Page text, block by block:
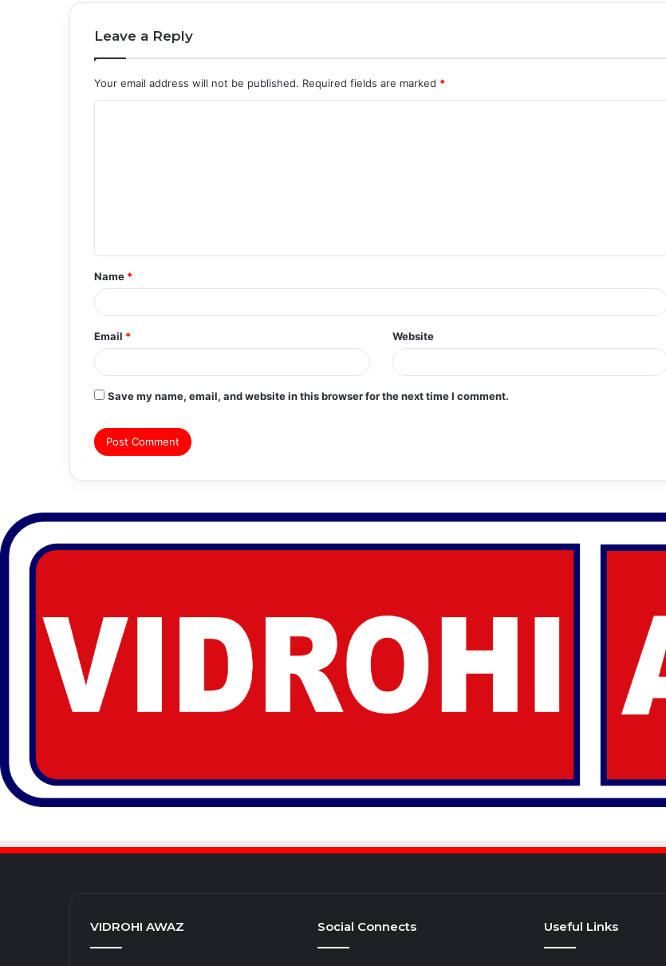
Leave a Reply
Your email address will not be published. Required fields are marked *
t
*
Name *
Email * Website
Save my name, email, and website in this browser for the next time I comment.
VIDROHI AWAZ Social Connects Useful Links